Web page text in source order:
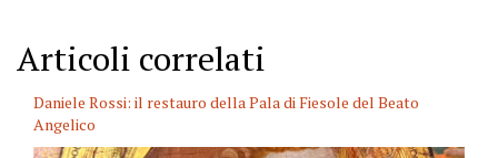
Articoli correlati
Daniele Rossi: il restauro della Pala di Fiesole del Beato
Angelico